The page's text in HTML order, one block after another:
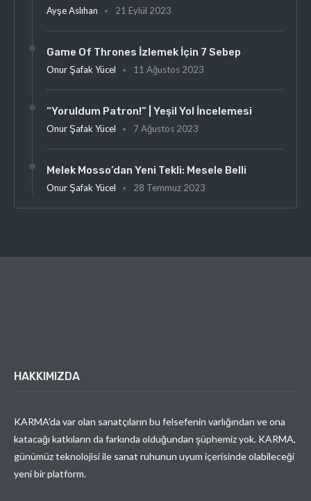
Ayşe Aslıhan 21 Eylül 2023
Game Of Thrones İzlemek İçin 7 Sebep
Onur Şafak Yücel 11 Ağustos 2023
“Yoruldum Patron!” | Yeşil Yol İncelemesi
Onur Şafak Yücel 7 Ağustos 2023
Melek Mosso’dan Yeni Tekli: Mesele Belli
Onur Şafak Yücel 28 Temmuz 2023
HAKKIMIZDA
KARMA’da var olan sanatçıların bu felsefenin varlığından ve ona
katacağı katkıların da farkında olduğundan şüphemiz yok. KARMA,
günümüz teknolojisi ile sanat ruhunun uyum içerisinde olabileceği
yeni bir platform.